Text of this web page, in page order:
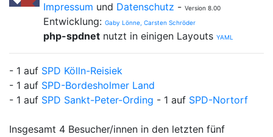
Impressum und Datenschutz - Version 8.00
Entwicklung: Gaby Lönne, Carsten Schröder
php-spdnet nutzt in einigen Layouts YAML
- 1 auf SPD Kölln-Reisiek
- 1 auf SPD-Bordesholmer Land
- 1 auf SPD Sankt-Peter-Ording - 1 auf SPD-Nortorf
Insgesamt 4 Besucher/innen in den letzten fünf